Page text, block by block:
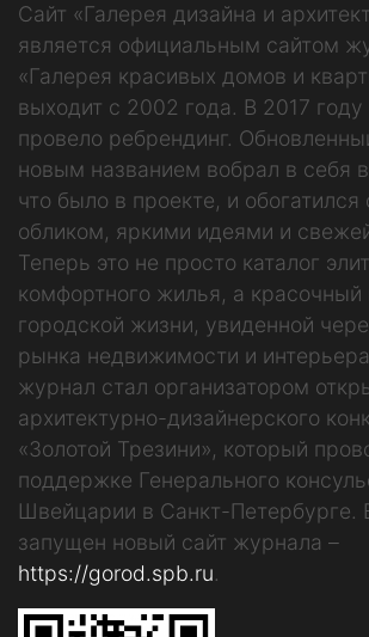
Сайт «Галерея дизайна и
является официальным сайтом
«Галерея красивых домов и
выходит с 2002 года. В 2017 году
провело ребрендинг.
новым названием вобрал в себя
что было в проекте, и
обликом, яркими идеями и
Теперь это не просто каталог
комфортного жилья, а красочный
городской жизни, увиденной
рынка недвижимости и
журнал стал организатором
архитектурно-дизайнерского
«Золотой Трезини», который
поддержке Генерального
Швейцарии в Санкт-Петербурге.
запущен новый сайт журнала –
https://gorod.spb.ru.